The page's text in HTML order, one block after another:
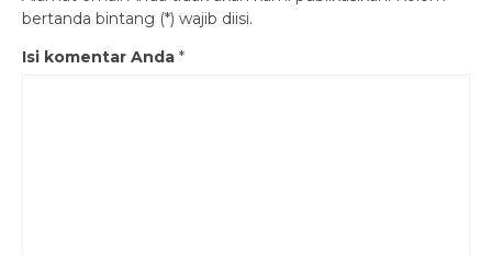
bertanda bintang (*) wajib diisi.
Isi komentar Anda *